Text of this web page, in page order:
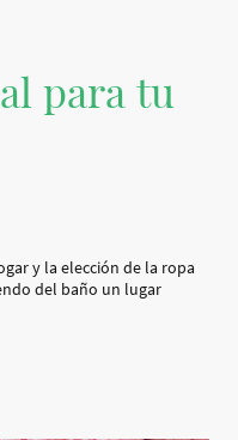
para tu
y la elección de la ropa
del baño un lugar